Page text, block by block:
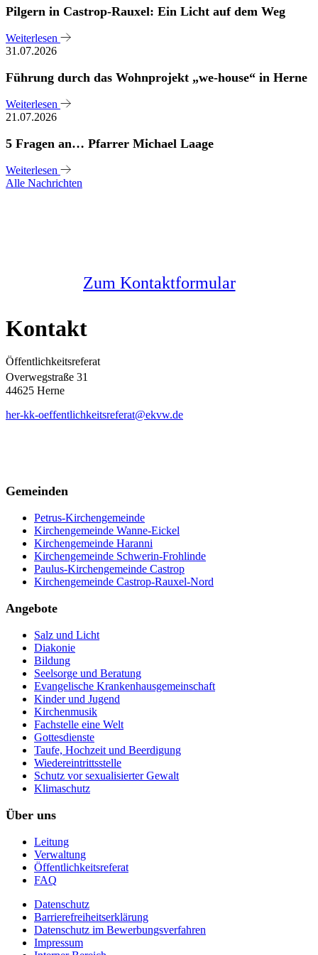
Pilgern in Castrop-Rauxel: Ein Licht auf dem Weg
Weiterlesen
31.07.2026
Führung durch das Wohnprojekt „we-house“ in Herne
Weiterlesen
21.07.2026
5 Fragen an… Pfarrer Michael Laage
Weiterlesen
Alle Nachrichten
Zum Kontaktformular
Kontakt
Öffentlichkeitsreferat
Overwegstraße 31
44625 Herne
her-kk-oeffentlichkeitsreferat@ekvw.de
Gemeinden
Petrus-Kirchengemeinde
Kirchengemeinde Wanne-Eickel
Kirchengemeinde Haranni
Kirchengemeinde Schwerin-Frohlinde
Paulus-Kirchengemeinde Castrop
Kirchengemeinde Castrop-Rauxel-Nord
Angebote
Salz und Licht
Diakonie
Bildung
Seelsorge und Beratung
Evangelische Krankenhausgemeinschaft
Kinder und Jugend
Kirchenmusik
Fachstelle eine Welt
Gottesdienste
Taufe, Hochzeit und Beerdigung
Wiedereintrittsstelle
Schutz vor sexualisierter Gewalt
Klimaschutz
Über uns
Leitung
Verwaltung
Öffentlichkeitsreferat
FAQ
Datenschutz
Barrierefreiheitserklärung
Datenschutz im Bewerbungsverfahren
Impressum